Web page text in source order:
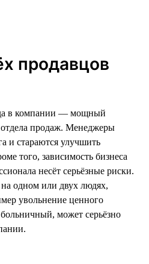
продавцов
в компании — мощный
отдела продаж. Менеджеры
и стараются улучшить
того, зависимость бизнеса
несёт серьёзные риски.
одном или двух людях,
увольнение ценного
может серьёзно